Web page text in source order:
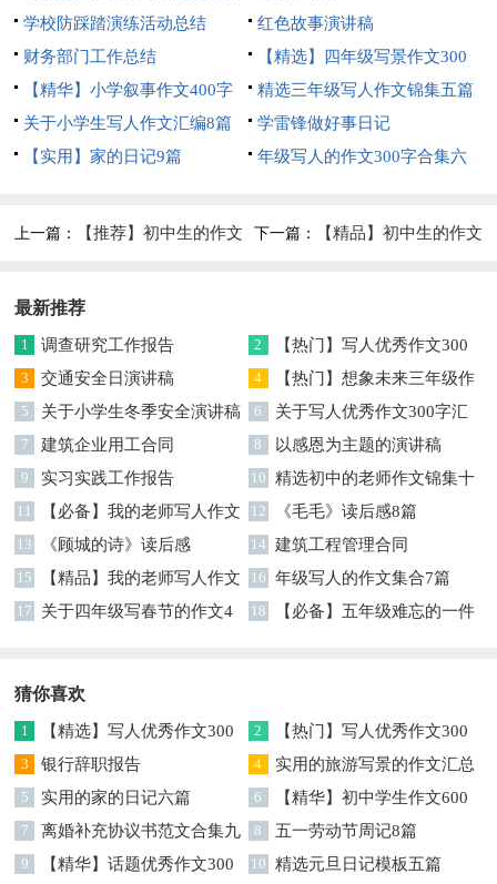
锦集8篇
学校防踩踏演练活动总结
红色故事演讲稿
财务部门工作总结
【精选】四年级写景作文300
字集合五篇
【精华】小学叙事作文400字
集锦九篇
精选三年级写人作文锦集五篇
关于小学生写人作文汇编8篇
学雷锋做好事日记
【实用】家的日记9篇
年级写人的作文300字合集六
上一篇： 【推荐】初中生的作文 下一篇： 【精品】初中生的作文
最新推荐
1 调查研究工作报告 2
【热门】写人优秀作文300
字集合7篇
3 交通安全日演讲稿 4
【热门】想象未来三年级作
文汇编7篇
5 关于小学生冬季安全演讲稿 6
关于写人优秀作文300字汇
编六篇
7 建筑企业用工合同 8 以感恩为主题的演讲稿
9 实习实践工作报告 10 精选初中的老师作文锦集十
篇
11
【必备】我的老师写人作文
集合八篇
12 《毛毛》读后感8篇
13 《顾城的诗》读后感 14 建筑工程管理合同
15
【精品】我的老师写人作文
集合5篇
16 年级写人的作文集合7篇
17
关于四年级写春节的作文4
18
【必备】五年级难忘的一件
猜你喜欢
1
【精选】写人优秀作文300
字集锦八篇
2
【热门】写人优秀作文300
字汇总8篇
3 银行辞职报告 4
实用的旅游写景的作文汇总
九篇
5 实用的家的日记六篇 6
【精华】初中学生作文600
字集合十篇
7
离婚补充协议书范文合集九
篇
8 五一劳动节周记8篇
9 【精华】话题优秀作文300 10 精选元旦日记模板五篇